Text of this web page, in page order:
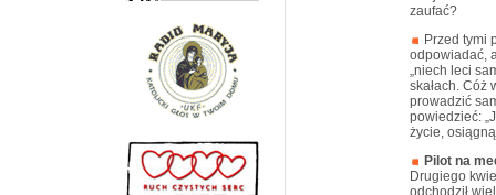
zaufać?
Przed tymi
odpowiadać,
„niech leci
skałach. Cóż
prowadzić
powiedzieć:
życie,
Pilot na
Drugiego
odchodził